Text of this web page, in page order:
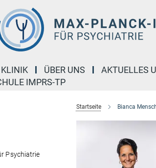
KLINIK ÜBER UNS AKTUELLES
IMPRS-TP
Startseite Bianca
Psychiatrie